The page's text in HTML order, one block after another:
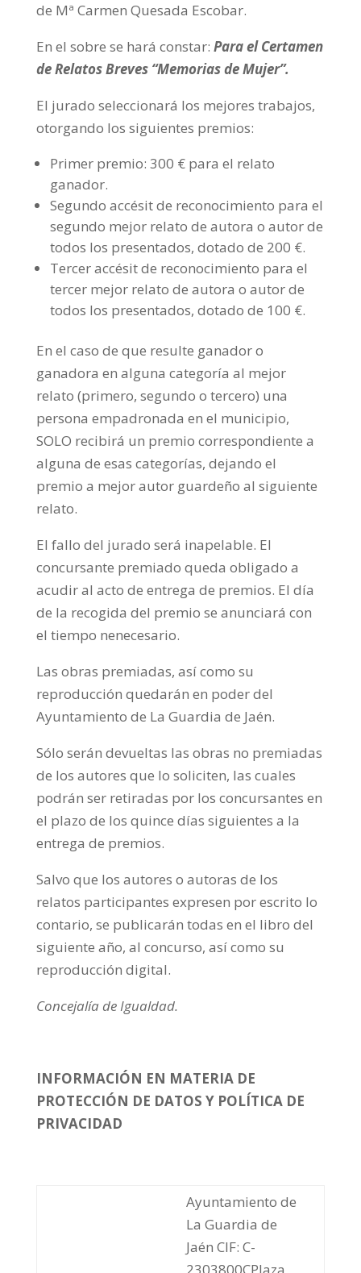
de Mª Carmen Quesada Escobar.
En el sobre se hará constar: Para el Certamen
de Relatos Breves “Memorias de Mujer”.
El jurado seleccionará los mejores trabajos,
otorgando los siguientes premios:
Primer premio: 300 € para el relato
ganador.
Segundo accésit de reconocimiento para el
segundo mejor relato de autora o autor de
todos los presentados, dotado de 200 €.
Tercer accésit de reconocimiento para el
tercer mejor relato de autora o autor de
todos los presentados, dotado de 100 €.
En el caso de que resulte ganador o
ganadora en alguna categoría al mejor
relato (primero, segundo o tercero) una
persona empadronada en el municipio,
SOLO recibirá un premio correspondiente a
alguna de esas categorías, dejando el
premio a mejor autor guardeño al siguiente
relato.
El fallo del jurado será inapelable. El
concursante premiado queda obligado a
acudir al acto de entrega de premios. El día
de la recogida del premio se anunciará con
el tiempo nenecesario.
Las obras premiadas, así como su
reproducción quedarán en poder del
Ayuntamiento de La Guardia de Jaén.
Sólo serán devueltas las obras no premiadas
de los autores que lo soliciten, las cuales
podrán ser retiradas por los concursantes en
el plazo de los quince días siguientes a la
entrega de premios.
Salvo que los autores o autoras de los
relatos participantes expresen por escrito lo
contario, se publicarán todas en el libro del
siguiente año, al concurso, así como su
reproducción digital.
Concejalía de Igualdad.
INFORMACIÓN EN MATERIA DE
PROTECCIÓN DE DATOS Y POLÍTICA DE
PRIVACIDAD
Ayuntamiento de
La Guardia de
Jaén CIF: C-